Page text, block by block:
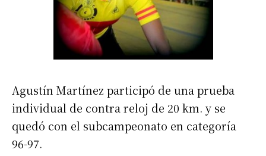
Agustín Martínez participó de una prueba
individual de contra reloj de 20 km. y se
quedó con el subcampeonato en categoría
96-97.